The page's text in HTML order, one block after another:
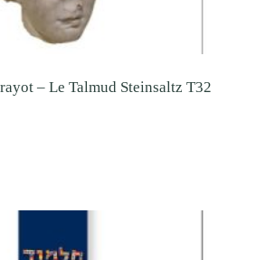
– Le Talmud Steinsaltz T32